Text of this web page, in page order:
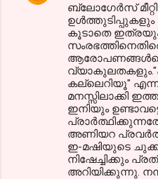
ബ്ലോഗേര്‍സ്
ഉള്‍ത്തുടിപ്പുകളും
കൂടാതെ
കല്ലെറിയൂ"
മനസ്സിലാക്കി
ഇനിയും
അണിയറ
ഇ-മഷിയുടെ
നിഷേച്ചിക്കും
അറിയിക്കുന്നു.